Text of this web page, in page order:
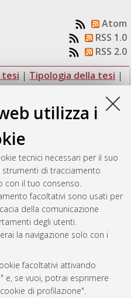
utilizza i
tecnici necessari per il suo
di tracciamento
con il tuo consenso.
facoltativi sono usati per
della comunicazione
degli utenti.
la navigazione solo con i
facoltativi attivando
e, se vuoi, potrai esprimere
di profilazione".
Atom
RSS 1.0
RSS 2.0
| Tipologia della tesi |
di Load Pull attivo a bassa
Università di
elettronica [LM-
disponibile
ilSun Aug 9 09:15:55 2026
CEST